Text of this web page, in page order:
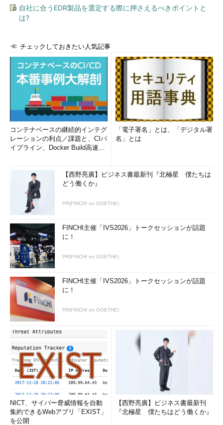
自社に合うEDR製品を選定する際に押さえるべきポイントと
は?
チェックしておきたい人気記事
コンテナベースの継続的インテグ
レーションの利点／課題と、CIパ
イプライン、Docker Build高速化
「電子署名」とは、「デジタル署
名」とは
【西野亮廣】ビジネス書最新刊『北極星 僕たちは
どう働くか』
PR(FINCHI on GOETHE)
FINCHI主催「IVS2026」トークセッションが話題
に！
PR(FINCHI on GOETHE)
FINCHI主催「IVS2026」トークセッションが話題
に！
PR(FINCHI on GOETHE)
NICT、サイバー脅威情報を自動
集約できるWebアプリ「EXIST」
を公開
【西野亮廣】ビジネス書最新刊
『北極星 僕たちはどう働くか』